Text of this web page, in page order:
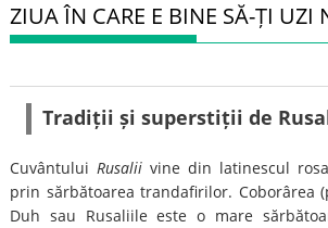
ZIUA ÎN CARE E BINE SĂ-ȚI UZI
Tradiții și superstiții de
CuvântuluiRusalii vine din latinescul
prin sărbătoarea trandafirilor. Coborârea
Duh sau Rusaliile este o mare